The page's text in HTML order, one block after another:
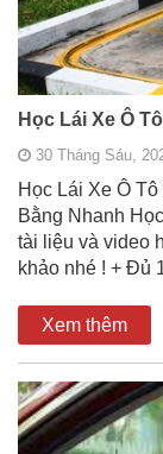
Học Lái Xe Ô
30 Tháng Sáu,
Học Lái Xe Ô
Bằng Nhanh
tài liệu và video
khảo nhé ! + Đủ
Xem thêm